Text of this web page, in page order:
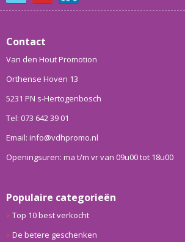
Contact
Van den Hout Promotion
Orthense Hoven 13
5231 PN s-Hertogenbosch
Tel: 073 642 39 01
Email: info@vdhpromo.nl
Openingsuren: ma t/m vr van 09u00 tot 18u00
Populaire categorieën
Top 10 best verkocht
De betere geschenken